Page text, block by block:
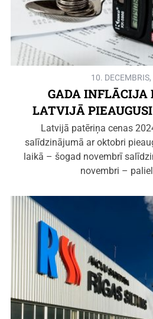
10.
GADA INFLĀCIJA
LATVIJĀ PIEAUGUSI
Latvijā patēriņa cenas
salīdzinājumā ar oktobri
laikā – šogad novembrī
novembri –